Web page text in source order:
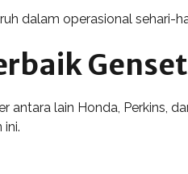
dalam operasional sehari-
antara lain Honda, Perkins,
ini.